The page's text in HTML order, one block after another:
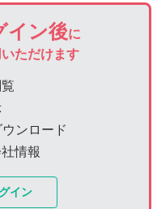
イン後に
ただけます
ンロード
情報
イン